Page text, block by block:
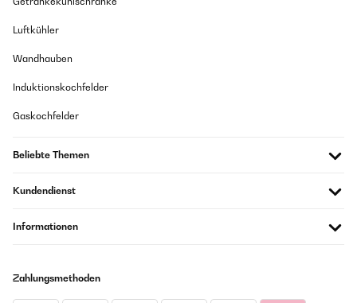
Luftkühler
Wandhauben
Induktionskochfelder
Gaskochfelder
Beliebte Themen
Kundendienst
Informationen
Zahlungsmethoden